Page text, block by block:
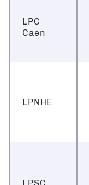
LPC
Caen
LPNHE